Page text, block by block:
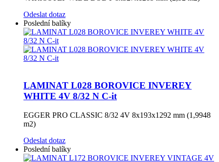
Odeslat dotaz
Poslední balíky
LAMINAT L028 BOROVICE INVEREY
WHITE 4V 8/32 N C-it
EGGER PRO CLASSIC 8/32 4V 8x193x1292 mm (1,9948
m2)
Odeslat dotaz
Poslední balíky